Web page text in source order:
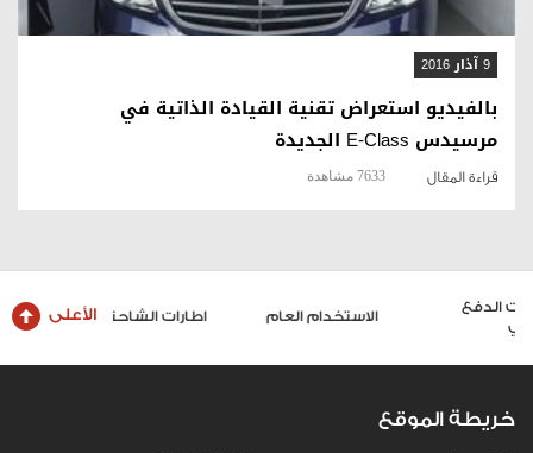
9 آذار 2016
بالفيديو استعراض تقنية القيادة الذاتية في
مرسيدس E-Class الجديدة
قراءة المقال 7633 مشاهدة
الاستخدام العام اطارات الشاحنات والحافلات الأعلى
خريطة الموقع